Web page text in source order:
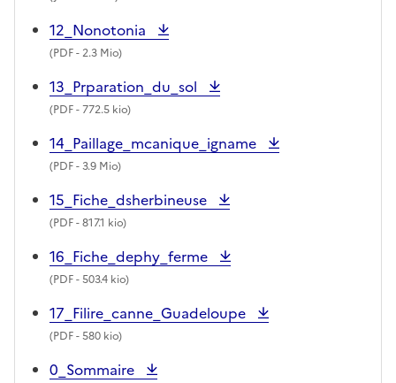
12_Nonotonia
(PDF- 2.3 Mio)
13_Prparation_du_sol
(PDF- 772.5 kio)
14_Paillage_mcanique_igname
(PDF- 3.9 Mio)
15_Fiche_dsherbineuse
(PDF- 817.1 kio)
16_Fiche_dephy_ferme
(PDF- 503.4 kio)
17_Filire_canne_Guadeloupe
(PDF- 580 kio)
0_Sommaire